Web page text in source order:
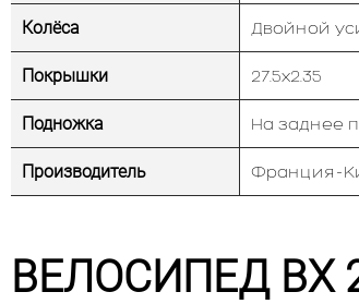
Колёса Двойной
Покрышки 27.5х2.35
Подножка На заднее
Производитель Франция-
ВЕЛОСИПЕД BX